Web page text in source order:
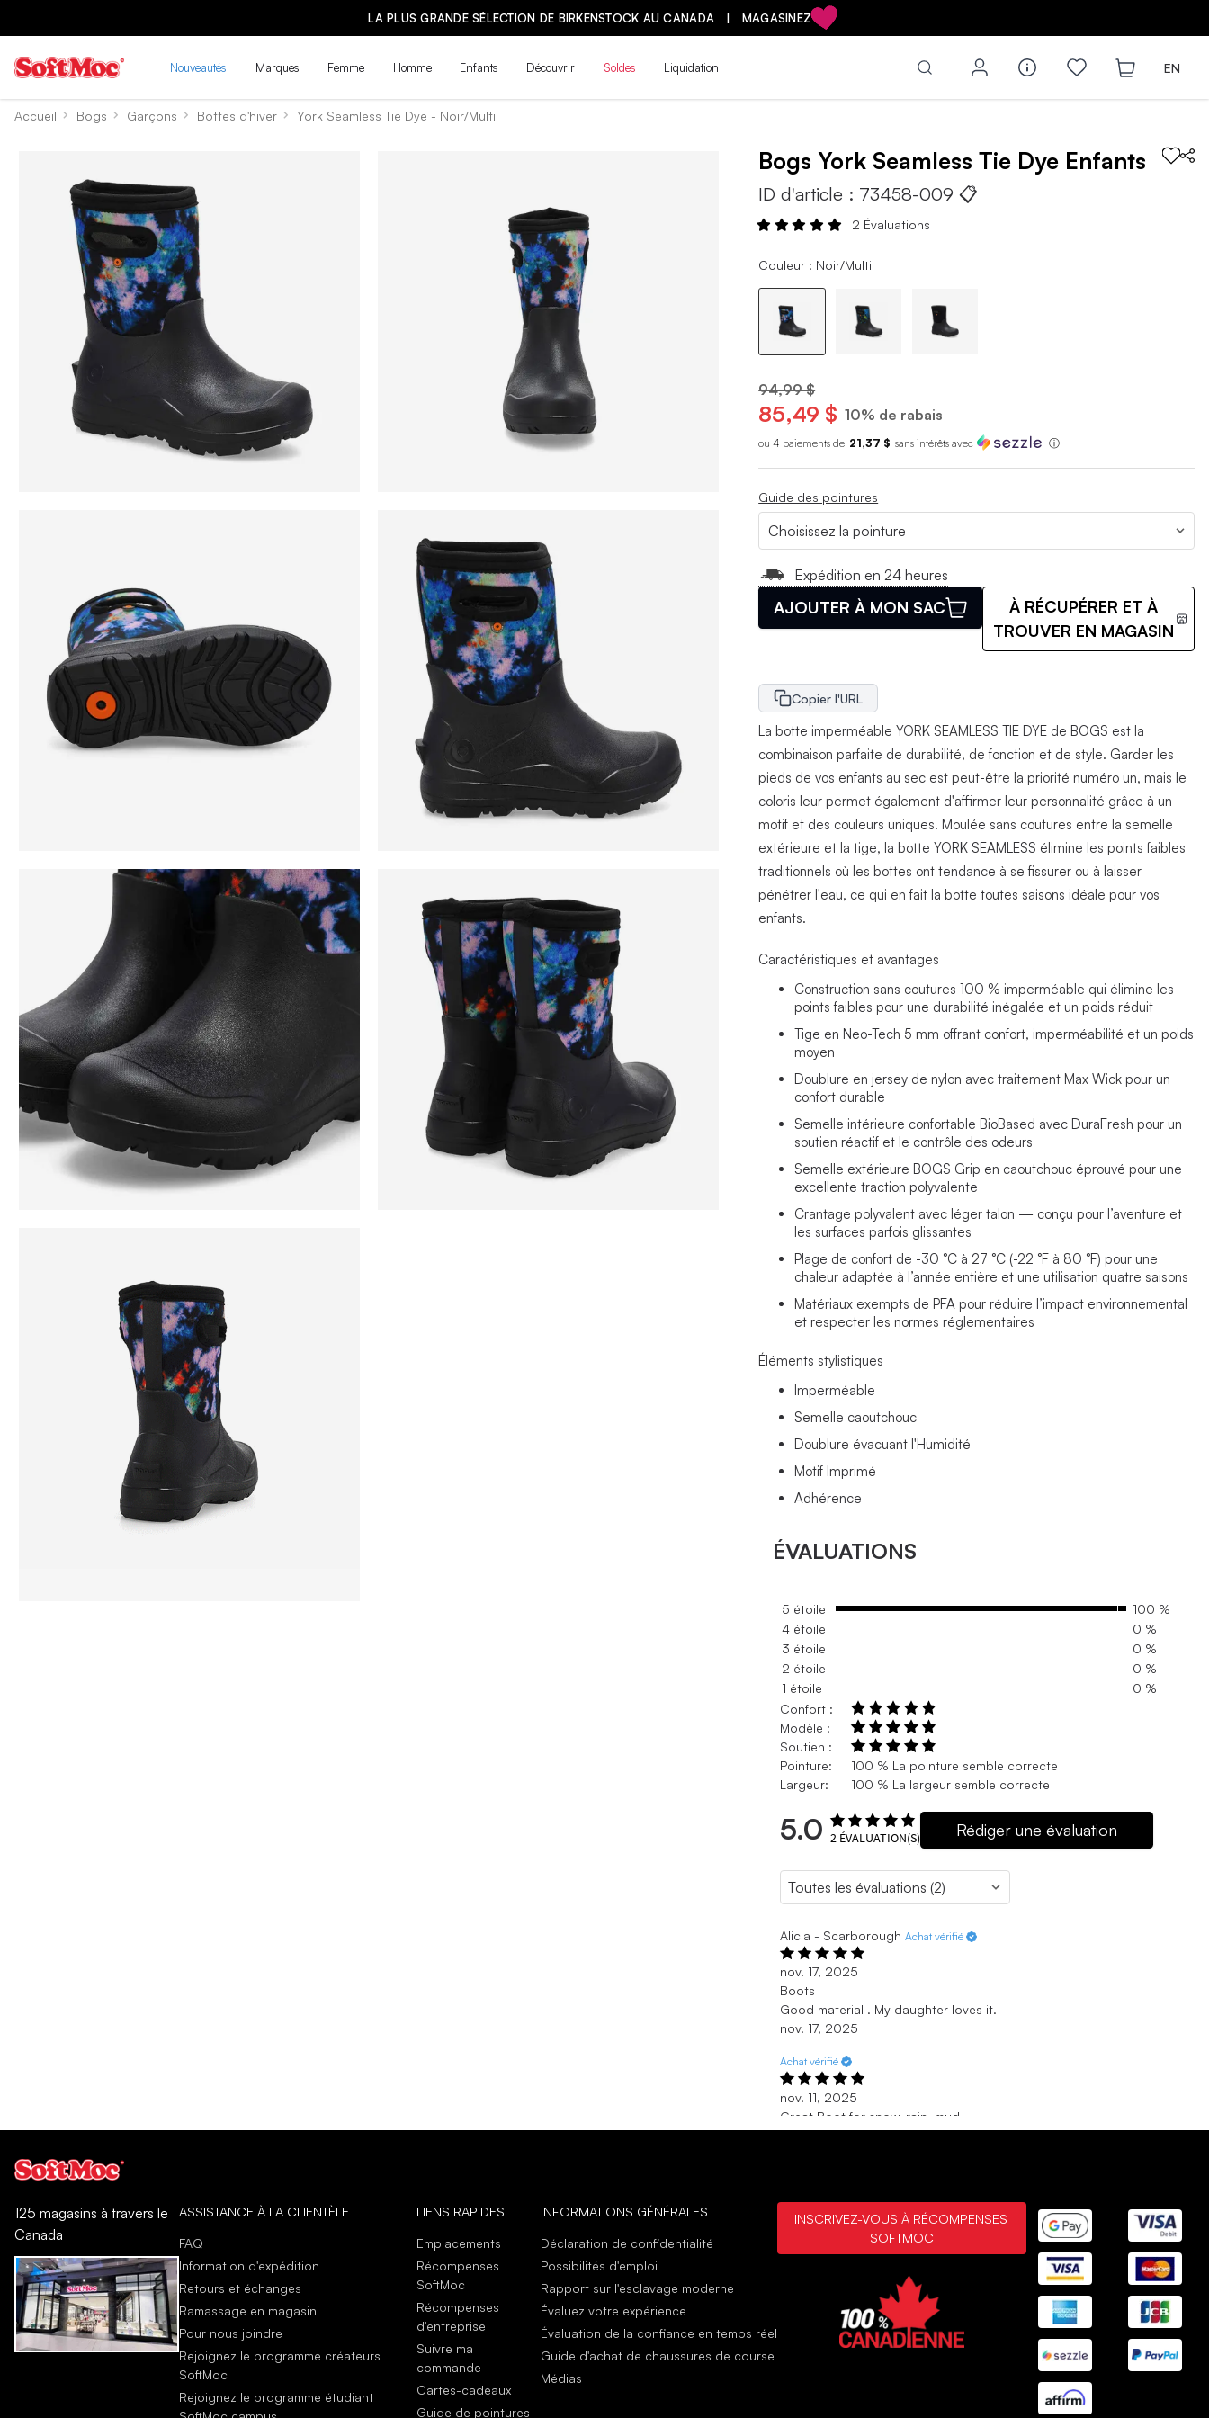
LA PLUS GRANDE SÉLECTION DE BIRKENSTOCK AU CANADA | MAGASINEZ
Nouveautés Marques Femme Homme Enfants Découvrir Soldes Liquidation EN
Accueil Bogs Garçons Bottes d'hiver York Seamless Tie Dye - Noir/Multi
BogsYork Seamless Tie Dye Enfants
ID d'article : 73458-009 📋
2 Évaluations
Couleur : Noir/Multi
94,99 $
85,49 $ 10% de rabais
ou 4 paiements de 21,37 $ sans intérêts avec ⓘ
Guide des pointures
Expédition en 24 heures
AJOUTER À MON SAC
À RÉCUPÉRER ET À
TROUVER EN MAGASIN
Copier l'URL
La botte imperméable YORK SEAMLESS TIE DYE de BOGS est la
combinaison parfaite de durabilité, de fonction et de style. Garder les
pieds de vos enfants au sec est peut-être la priorité numéro un, mais le
coloris leur permet également d'affirmer leur personnalité grâce à un
motif et des couleurs uniques. Moulée sans coutures entre la semelle
extérieure et la tige, la botte YORK SEAMLESS élimine les points faibles
traditionnels où les bottes ont tendance à se fissurer ou à laisser
pénétrer l'eau, ce qui en fait la botte toutes saisons idéale pour vos
enfants.
Caractéristiques et avantages
Construction sans coutures 100 % imperméable qui élimine les
points faibles pour une durabilité inégalée et un poids réduit
Tige en Neo-Tech 5 mm offrant confort, imperméabilité et un poids
moyen
Doublure en jersey de nylon avec traitement Max Wick pour un
confort durable
Semelle intérieure confortable BioBased avec DuraFresh pour un
soutien réactif et le contrôle des odeurs
Semelle extérieure BOGS Grip en caoutchouc éprouvé pour une
excellente traction polyvalente
Crantage polyvalent avec léger talon — conçu pour l’aventure et
les surfaces parfois glissantes
Plage de confort de -30 °C à 27 °C (-22 °F à 80 °F) pour une
chaleur adaptée à l’année entière et une utilisation quatre saisons
Matériaux exempts de PFA pour réduire l’impact environnemental
et respecter les normes réglementaires
Éléments stylistiques
Imperméable
Semelle caoutchouc
Doublure évacuant l'Humidité
Motif Imprimé
Adhérence
ÉVALUATIONS
5 étoile
100 %
4 étoile
0 %
3 étoile
0 %
2 étoile
0 %
1 étoile
0 %
Confort :
Modèle :
Soutien :
Pointure:
100 % La pointure semble correcte
Largeur:
100 % La largeur semble correcte
5.0 2 ÉVALUATION(S) Rédiger une évaluation
Alicia - ScarboroughAchat vérifié
nov. 17, 2025
Boots
Good material . My daughter loves it.
nov. 17, 2025
Achat vérifié
nov. 11, 2025
Great Boot for snow, rain, mud
Great boots for around the barn, keep my feet warm and dry. They
125 magasins à travers le
Canada
ASSISTANCE À LA CLIENTÈLE
FAQ
Information d'expédition
Retours et échanges
Ramassage en magasin
Pour nous joindre
Rejoignez le programme créateurs
SoftMoc
Rejoignez le programme étudiant
LIENS RAPIDES
Emplacements
Récompenses
SoftMoc
Récompenses
d'entreprise
Suivre ma
commande
Cartes-cadeaux
Guide de pointures
INFORMATIONS GÉNÉRALES
Déclaration de confidentialité
Possibilités d'emploi
Rapport sur l'esclavage moderne
Évaluez votre expérience
Évaluation de la confiance en temps réel
Guide d'achat de chaussures de course
Médias
INSCRIVEZ-VOUS À RÉCOMPENSES
SOFTMOC